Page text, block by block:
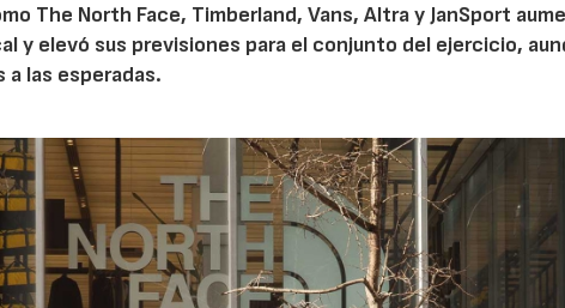
The North Face, Timberland, Vans, Altra y JanSport
y elevó sus previsiones para el conjunto del ejercicio,
a las esperadas.